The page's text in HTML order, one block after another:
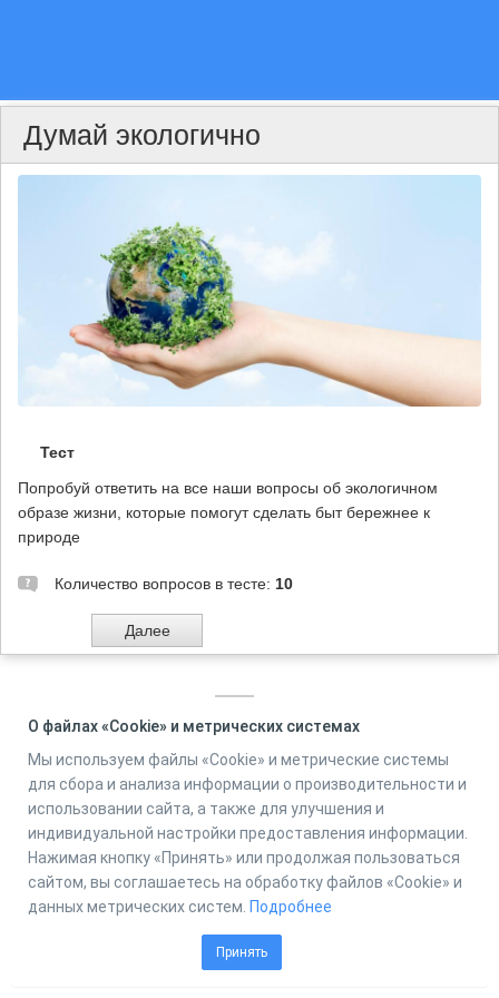
Думай экологично
Тест
Попробуй ответить на все наши вопросы об экологичном
образе жизни, которые помогут сделать быт бережнее к
природе
Количество вопросов в тесте: 10
Online Test Pad
О файлах «Cookie» и метрических системах
Мы используем файлы «Cookie» и метрические системы
для сбора и анализа информации о производительности и
использовании сайта, а также для улучшения и
индивидуальной настройки предоставления информации.
Нажимая кнопку «Принять» или продолжая пользоваться
сайтом, вы соглашаетесь на обработку файлов «Cookie» и
данных метрических систем. Подробнее
Принять